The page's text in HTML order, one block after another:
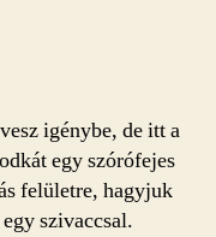
igénybe, de itt a
egy szórófejes
felületre, hagyjuk
szivaccsal.